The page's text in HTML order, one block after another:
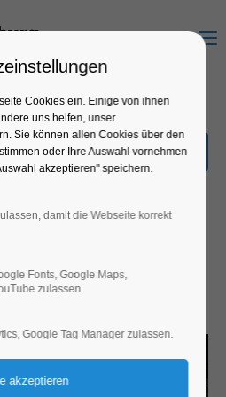
Menu
und war
Cookies ein. Einige von ihnen
uns helfen, unser
Sie können allen Cookies über den
oder Ihre Auswahl vornehmen
akzeptieren" speichern.
damit die Webseite korrekt
Fonts, Google Maps,
zulassen.
Google Tag Manager zulassen.